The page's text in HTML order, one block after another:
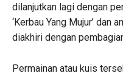
dilanjutkan lagi dengan
‘Kerbau Yang Mujur’ dan
diakhiri dengan
Permainan atau kuis